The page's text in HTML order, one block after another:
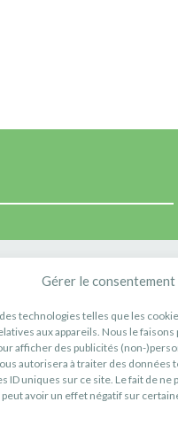
Gérer le
technologies telles que les
aux appareils. Nous le
afficher des publicités (non-
autorisera à traiter des données
ID uniques sur ce site. Le fait de
avoir un effet négatif sur